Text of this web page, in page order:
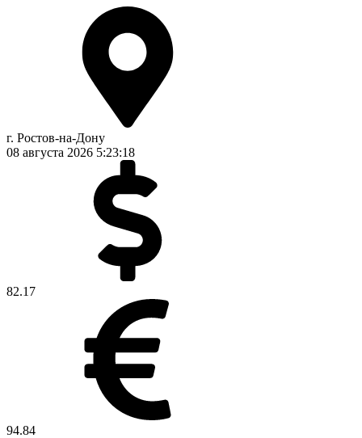
г. Ростов-на-Дону
08 августа 2026 5:23:18
82.17
94.84